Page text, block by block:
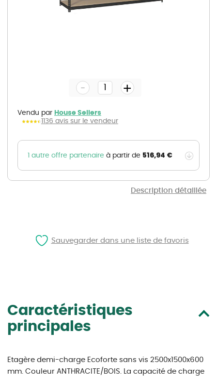
Description détaillée
gallery
Vendu par House Sellers
1136 avis sur le vendeur
- +
1 autre offre partenaire à partir de 516,94 €
Caractéristiques
principales
Etagère demi-charge Ecoforte sans vis 2500x1500x600
mm. Couleur ANTHRACITE/BOIS. La capacité de charge
Sauvegarder dans une liste de favoris